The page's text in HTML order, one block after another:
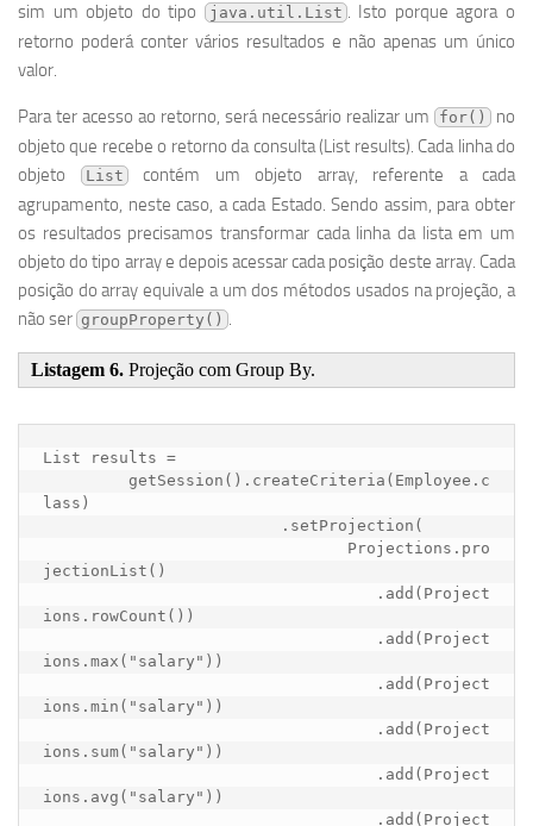
sim um objeto do tipo
java.util.List . Isto porque agora o
retorno poderá conter vários resultados e não apenas um único
valor.
Para ter acesso ao retorno, será necessário realizar um for()
no
objeto que recebe o retorno da consulta (List results). Cada linha do
objeto
List contém um objeto array, referente a cada
agrupamento, neste caso, a cada Estado. Sendo assim, para obter
os resultados precisamos transformar cada linha da lista em um
objeto do tipo array e depois acessar cada posição deste array. Cada
posição do array equivale a um dos métodos usados na projeção, a
não ser groupProperty() .
Listagem 6. Projeção com Group By.
List results =
lass)
jectionList()
ions.rowCount())
ions.max("salary"))
ions.min("salary"))
ions.sum("salary"))
ions.avg("salary"))